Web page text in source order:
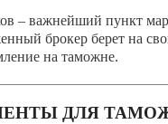
– важнейший пункт
брокер берет на
на таможне.
ДЛЯ